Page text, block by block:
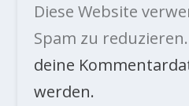
Diese Website
Spam zu reduzieren.
deine
werden.